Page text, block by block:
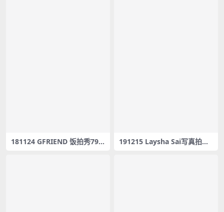
181124 GFRIEND 饭拍秀79
191215 Laysha Sai写真拍摄